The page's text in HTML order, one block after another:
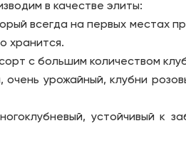
в качестве элиты:
всегда на первых местах
хранится.
с большим количеством
очень урожайный, клубни
устойчивый к